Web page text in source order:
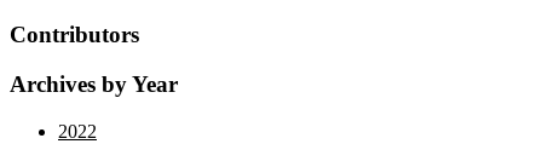
Contributors
Archives by Year
2022